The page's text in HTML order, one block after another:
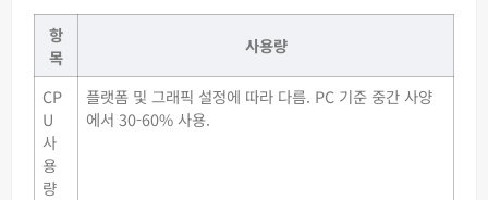
항
목
사용량
CP
U
사
용
량
플랫폼 및 그래픽 설정에 따라 다름. PC 기준 중간 사양
에서 30-60% 사용.